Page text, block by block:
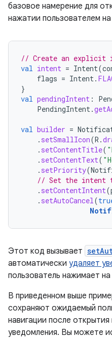
базовое намерение для
нажатии пользователем
// Create an explicit
val intent = Intent(
flags = Intent.
}
val pendingIntent :
PendingIntent.
val builder =
. setSmallIcon(R .
. setContentTitle(
. setContentText(
. setPriority(
// Set the intent
. setContentIntent(
. setAutoCancel(
Этот код вызывает
автоматически удаляет
пользователь нажимает на
В приведенном выше
сохраняют ожидаемый
навигации после
уведомления. Вы можете